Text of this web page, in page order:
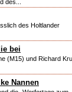
des...
des Holtlander
bei
(M15) und Richard
Nannen